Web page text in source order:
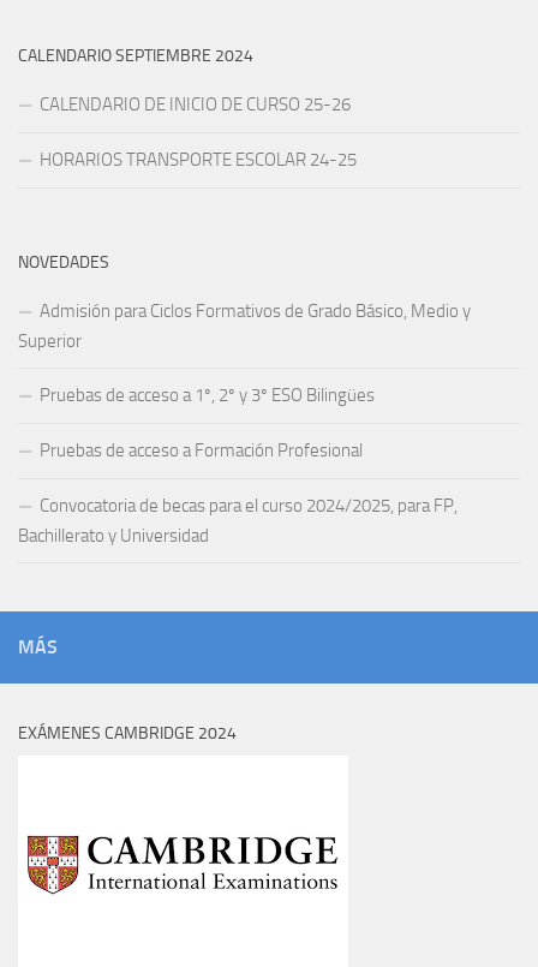
CALENDARIO SEPTIEMBRE 2024
CALENDARIO DE INICIO DE CURSO 25-26
HORARIOS TRANSPORTE ESCOLAR 24-25
NOVEDADES
Admisión para Ciclos Formativos de Grado Básico, Medio y
Superior
Pruebas de acceso a 1º, 2º y 3º ESO Bilingües
Pruebas de acceso a Formación Profesional
Convocatoria de becas para el curso 2024/2025, para FP,
Bachillerato y Universidad
MÁS
EXÁMENES CAMBRIDGE 2024